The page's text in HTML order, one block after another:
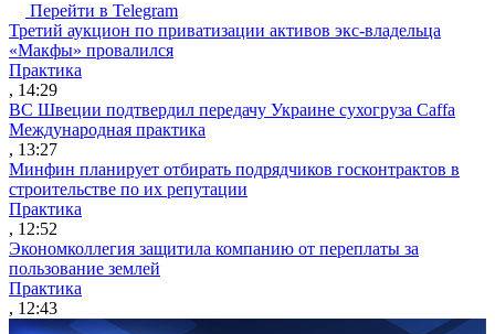
Перейти в Telegram
Третий аукцион по приватизации активов экс-владельца
«Макфы» провалился
Практика
, 14:29
ВС Швеции подтвердил передачу Украине сухогруза Caffa
Международная практика
, 13:27
Минфин планирует отбирать подрядчиков госконтрактов в
строительстве по их репутации
Практика
, 12:52
Экономколлегия защитила компанию от переплаты за
пользование землей
Практика
, 12:43